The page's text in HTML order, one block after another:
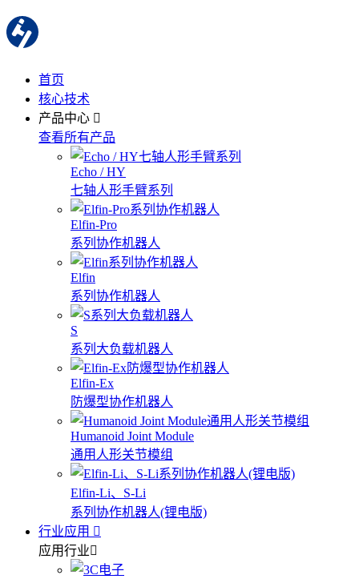
首页
核心技术
产品中心
查看所有产品
Echo / HY
七轴人形手臂系列
Elfin-Pro
系列协作机器人
Elfin
系列协作机器人
S
系列大负载机器人
Elfin-Ex
防爆型协作机器人
Humanoid Joint Module
通用人形关节模组
Elfin-Li、S-Li
系列协作机器人(锂电版)
行业应用
应用行业